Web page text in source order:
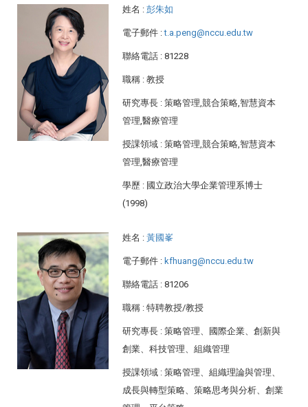
姓名 : 彭朱如
電子郵件 :t.a.peng@nccu.edu.tw
聯絡電話 : 81228
職稱 : 教授
研究專長 : 策略管理,競合策略,智慧資本
管理,醫療管理
授課領域 : 策略管理,競合策略,智慧資本
管理,醫療管理
學歷 : 國立政治大學企業管理系博士
(1998)
姓名 : 黃國峯
電子郵件 : kfhuang@nccu.edu.tw
聯絡電話 : 81206
職稱 : 特聘教授/教授
研究專長 : 策略管理、國際企業、創新與
創業、科技管理、組織管理
授課領域 : 策略管理、組織理論與管理、
成長與轉型策略、策略思考與分析、創業